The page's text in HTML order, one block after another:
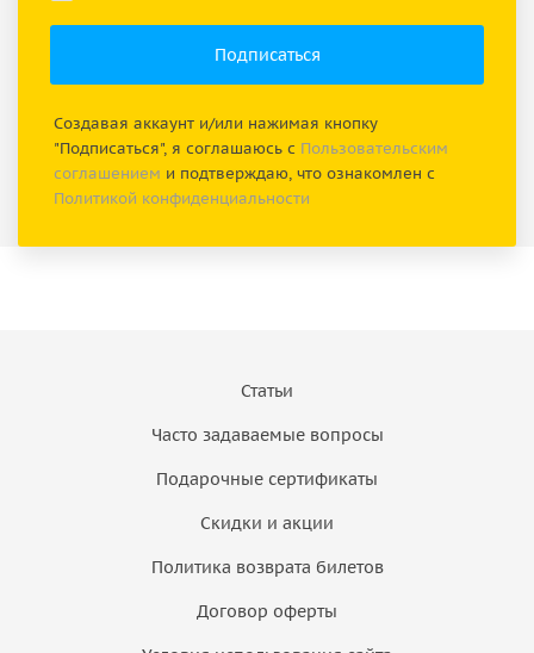
Создавая аккаунт и/или нажимая кнопку
"Подписаться", я соглашаюсь с Пользовательским
соглашением и подтверждаю, что ознакомлен с
Политикой конфиденциальности
Статьи
Часто задаваемые вопросы
Подарочные сертификаты
Скидки и акции
Политика возврата билетов
Договор оферты